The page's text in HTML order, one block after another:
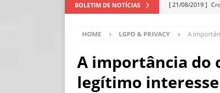
BOLETIM DE NOTÍCIAS [ 21/08/2019 ]
[ 30/07/2026 ]
[ 30/07/2026 ]
[ 30/07/2026 ]
HOME LGPD & PRIVACY A
A importância do
legítimo interesse